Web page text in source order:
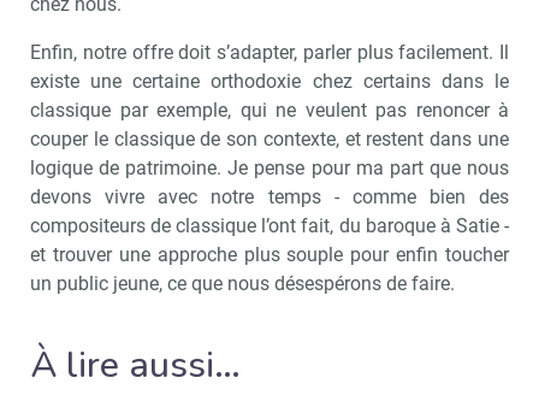
Enfin, notre offre doit s’adapter, parler plus facilement. Il
existe une certaine orthodoxie chez certains dans le
classique par exemple, qui ne veulent pas renoncer à
couper le classique de son contexte, et restent dans une
logique de patrimoine. Je pense pour ma part que nous
devons vivre avec notre temps - comme bien des
compositeurs de classique l’ont fait, du baroque à Satie -
et trouver une approche plus souple pour enfin toucher
un public jeune, ce que nous désespérons de faire.
À lire aussi…